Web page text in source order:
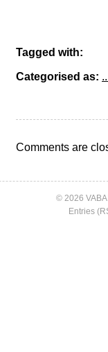
Tagged with:
Categorised as:
Comments are
© 2026
Entries